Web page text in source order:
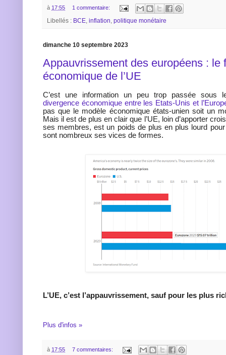
à 17:55 1 commentaire:
Libellés : BCE inflation politique monétaire
dimanche 10 septembre 2023
Appauvrissement des européens : le
économique de l’UE
C’est une information un peu trop passée
divergence économique entre les Etats-Unis et
pas que le modèle économique états-unien soit un
Mais il est de plus en clair que l’UE, loin d’apporter
ses membres, est un poids de plus en plus lourd
sont nombreux ses vices de formes.
L’UE, c’est l’appauvrissement, sauf pour les plus
Plus d'infos »
à 17:55 7 commentaires: